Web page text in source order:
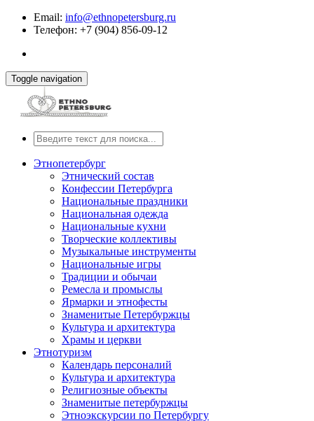
Email: info@ethnopetersburg.ru
Телефон: +7 (904) 856-09-12
Toggle navigation
Этнопетербург
Этнический состав
Конфессии Петербурга
Национальные праздники
Национальная одежда
Национальные кухни
Творческие коллективы
Музыкальные инструменты
Национальные игры
Традиции и обычаи
Ремесла и промыслы
Ярмарки и этнофесты
Знаменитые Петербуржцы
Культура и архитектура
Храмы и церкви
Этнотуризм
Календарь персоналий
Культура и архитектура
Религиозные объекты
Знаменитые петербуржцы
Этноэкскурсии по Петербургу